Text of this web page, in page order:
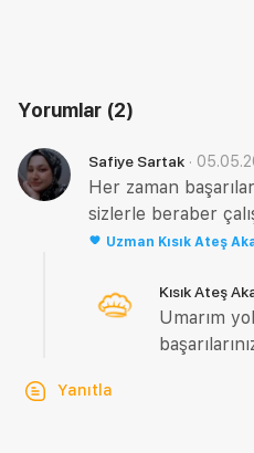
Yorumlar (2)
Safiye Sartak ·
Her zaman
sizlerle beraber
Uzman Kısık Ateş
Kısık Ateş
Umarım
Yanıtla